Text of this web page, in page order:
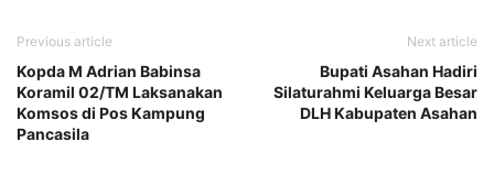
Previous article
Kopda M Adrian Babinsa
Koramil 02/TM Laksanakan
Komsos di Pos Kampung
Pancasila
Next article
Bupati Asahan Hadiri
Silaturahmi Keluarga Besar
DLH Kabupaten Asahan